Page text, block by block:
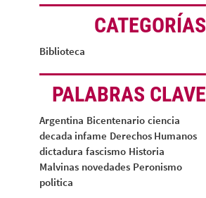
CATEGORÍAS
Biblioteca
PALABRAS CLAVE
Argentina Bicentenario ciencia
decada infame Derechos Humanos
dictadura fascismo Historia
Malvinas novedades Peronismo
politica